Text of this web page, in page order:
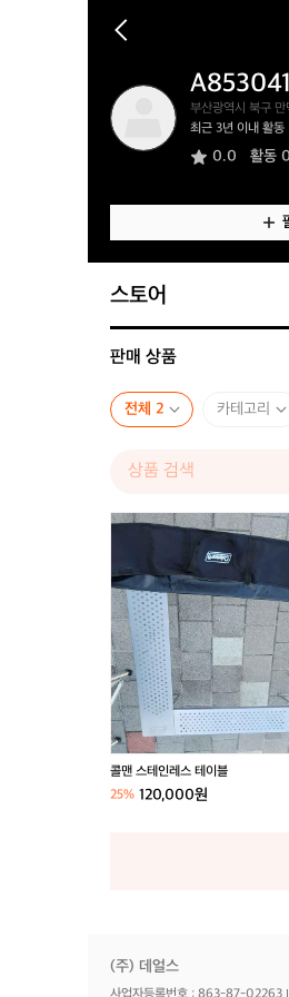
A
8
5
4
3
6
부산광역시 북구 만
최근 3년 이내 활동
0.0 활동 0
스토어
판매 상품
전체 2 카테고리
콜
테
인
레
스
테
이
블
콜맨 스테인레스 테이블
25% 120,000원
(주) 데얼스